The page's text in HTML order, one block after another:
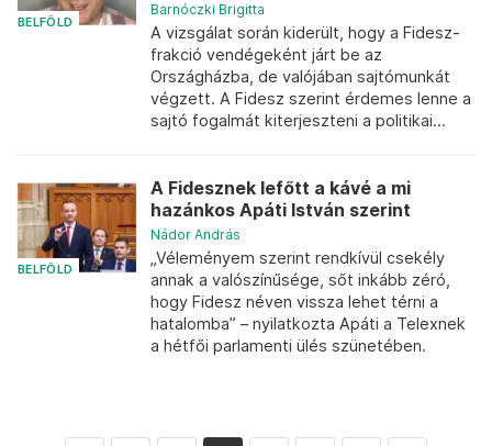
BELFÖLD
Barnóczki Brigitta
A vizsgálat során kiderült, hogy a Fidesz-
frakció vendégeként járt be az
Országházba, de valójában sajtómunkát
végzett. A Fidesz szerint érdemes lenne a
sajtó fogalmát kiterjeszteni a politikai...
BELFÖLD
A Fidesznek lefőtt a kávé a mi
hazánkos Apáti István szerint
Nádor András
„Véleményem szerint rendkívül csekély
annak a valószínűsége, sőt inkább zéró,
hogy Fidesz néven vissza lehet térni a
hatalomba” – nyilatkozta Apáti a Telexnek
a hétfői parlamenti ülés szünetében.